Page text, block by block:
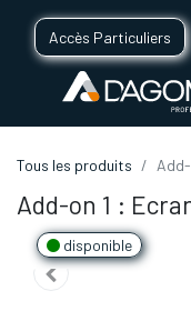
Accès Particuliers
Tous les produits
Add-on 1 :
disponible